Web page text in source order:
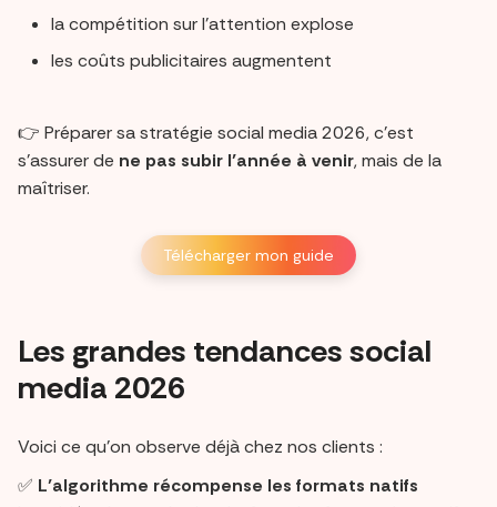
la compétition sur l’attention explose
les coûts publicitaires augmentent
👉 Préparer sa stratégie social media 2026, c’est
s’assurer de ne pas subir l’année à venir, mais de la
maîtriser.
Télécharger mon guide
Les grandes tendances social
media 2026
Voici ce qu’on observe déjà chez nos clients :
✅ L’algorithme récompense les formats natifs